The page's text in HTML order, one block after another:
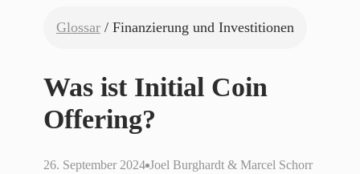
Glossar / Finanzierung und Investitionen
Was ist Initial Coin
Offering?
26. September 2024 Joel Burghardt & Marcel Schorr